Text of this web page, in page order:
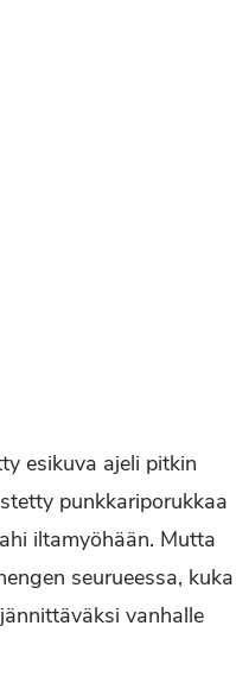
esikuva ajeli pitkin
punkkariporukkaa
iltamyöhään. Mutta
seurueessa, kuka
vanhalle